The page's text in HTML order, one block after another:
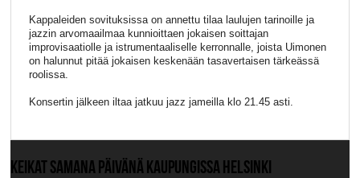
Kappaleiden sovituksissa on annettu tilaa laulujen tarinoille ja
jazzin arvomaailmaa kunnioittaen jokaisen soittajan
improvisaatiolle ja istrumentaaliselle kerronnalle, joista Uimonen
on halunnut pitää jokaisen keskenään tasavertaisen tärkeässä
roolissa.
Konsertin jälkeen iltaa jatkuu jazz jameilla klo 21.45 asti.
KEIKAT SAMANA PÄIVÄNÄ KAUPUNGISSA HELSINKI